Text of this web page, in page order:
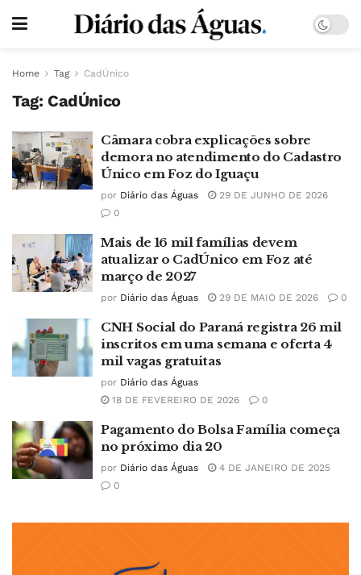
Home Tag CadÚnico
Tag: CadÚnico
Câmara cobra explicações sobre
demora no atendimento do Cadastro
Único em Foz do Iguaçu
por Diário das Águas
29 DE JUNHO DE 2026
0
Mais de 16 mil famílias devem
atualizar o CadÚnico em Foz até
março de 2027
por Diário das Águas 29 DE MAIO DE 2026 0
CNH Social do Paraná registra 26 mil
inscritos em uma semana e oferta 4
mil vagas gratuitas
por Diário das Águas
18 DE FEVEREIRO DE 2026
0
Pagamento do Bolsa Família começa
no próximo dia 20
por Diário das Águas
4 DE JANEIRO DE 2025
0